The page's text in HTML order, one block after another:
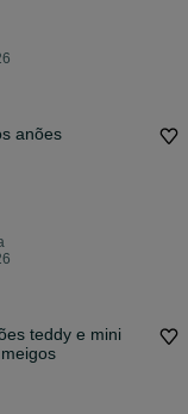
anões
teddy e mini